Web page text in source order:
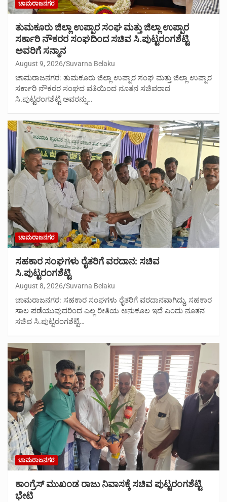
ಚಾಮರಾಜನಗರ
ತುಮಕೂರು ಜಿಲ್ಲಾ ಉಪ್ಪಾರ ಸಂಘ ಮತ್ತು ಜಿಲ್ಲಾ ಉಪ್ಪಾರ
ಸರ್ಕಾರಿ ನೌಕರರ ಸಂಘದಿಂದ ಸಚಿವ ಸಿ.ಪುಟ್ಟರಂಗಶೆಟ್ಟಿ
ಅವರಿಗೆ ಸನ್ಮಾನ
August 9, 2026 Suvarna Belaku
ಚಾಮರಾಜನಗರ: ತುಮಕೂರು ಜಿಲ್ಲಾ ಉಪ್ಪಾರ ಸಂಘ ಮತ್ತು ಜಿಲ್ಲಾ ಉಪ್ಪಾರ
ಸರ್ಕಾರಿ ನೌಕರರ ಸಂಘದ ವತಿಯಿಂದ ನೂತನ ಸಚಿವರಾದ
ಸಿ.ಪುಟ್ಟರಂಗಶೆಟ್ಟಿ ಅವರನ್ನು…
ಚಾಮರಾಜನಗರ
ಸಹಕಾರ ಸಂಘಗಳು ರೈತರಿಗೆ ವರದಾನ: ಸಚಿವ
ಸಿ.ಪುಟ್ಟರಂಗಶೆಟ್ಟಿ
August 8, 2026 Suvarna Belaku
ಚಾಮರಾಜನಗರ: ಸಹಕಾರ ಸಂಘಗಳು ರೈತರಿಗೆ ವರದಾನವಾಗಿದ್ದು, ಸಹಕಾರ
ಸಾಲ ಪಡೆಯುವುದರಿಂದ ಎಲ್ಲ ರೀತಿಯ ಅನುಕೂಲ ಇದೆ ಎಂದು ನೂತನ
ಸಚಿವ ಸಿ.ಪುಟ್ಟರಂಗಶೆಟ್ಟಿ…
ಚಾಮರಾಜನಗರ
ಕಾಂಗ್ರೆಸ್ ಮುಖಂಡ ರಾಜು ನಿವಾಸಕ್ಕೆ ಸಚಿವ ಪುಟ್ಟರಂಗಶೆಟ್ಟಿ
ಭೇಟಿ